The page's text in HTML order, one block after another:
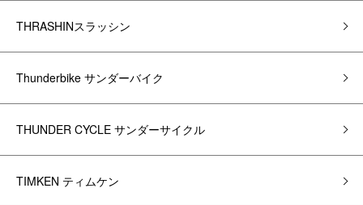
THRASHINスラッシン
Thunderbike サンダーバイク
THUNDER CYCLE サンダーサイクル
TIMKEN ティムケン